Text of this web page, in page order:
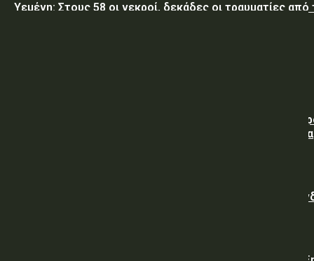
Υεμένη: Στους 58 οι νεκροί, δεκάδες οι τραυματίες από
ΥΠ.ΠΡΟ.ΠΟ.: Απευθείας ανάθεση συμφωνίας για την
υπηρεσιών κλειδαρά για τη σφράγιση οικίας στα Μέγαρα
Γαλλική «ψήφος εμπιστοσύνης» στην ηλεκτρική